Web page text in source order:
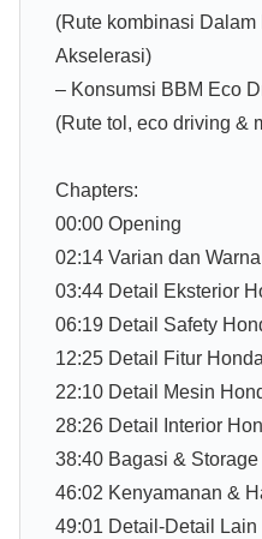
(Rute kombinasi Dalam
Akselerasi)
– Konsumsi BBM Eco
(Rute tol, eco driving &
Chapters:
00:00 Opening
02:14 Varian dan
03:44 Detail Eksterior
06:19 Detail Safety
12:25 Detail Fitur
22:10 Detail Mesin
28:26 Detail Interior
38:40 Bagasi &
46:02 Kenyamanan &
49:01 Detail-Detail